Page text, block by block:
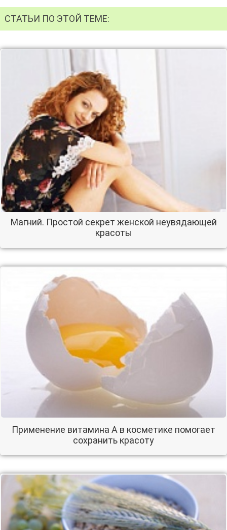
СТАТЬИ ПО ЭТОЙ ТЕМЕ:
Магний. Простой секрет женской неувядающей
красоты
Применение витамина А в косметике помогает
сохранить красоту